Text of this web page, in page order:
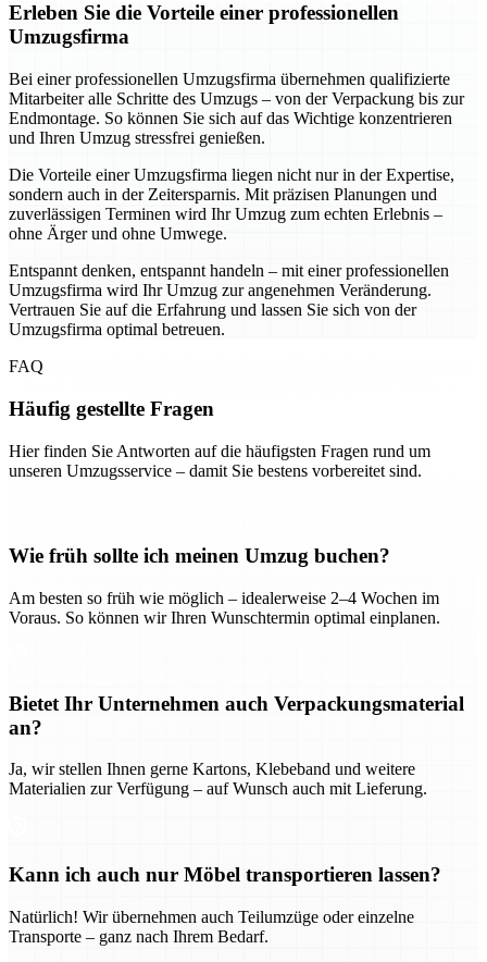
Erleben Sie die Vorteile einer professionellen
Umzugsfirma
Bei einer professionellen Umzugsfirma übernehmen qualifizierte
Mitarbeiter alle Schritte des Umzugs – von der Verpackung bis zur
Endmontage. So können Sie sich auf das Wichtige konzentrieren
und Ihren Umzug stressfrei genießen.
Die Vorteile einer Umzugsfirma liegen nicht nur in der Expertise,
sondern auch in der Zeitersparnis. Mit präzisen Planungen und
zuverlässigen Terminen wird Ihr Umzug zum echten Erlebnis –
ohne Ärger und ohne Umwege.
Entspannt denken, entspannt handeln – mit einer professionellen
Umzugsfirma wird Ihr Umzug zur angenehmen Veränderung.
Vertrauen Sie auf die Erfahrung und lassen Sie sich von der
Umzugsfirma optimal betreuen.
FAQ
Häufig gestellte Fragen
Hier finden Sie Antworten auf die häufigsten Fragen rund um
unseren Umzugsservice – damit Sie bestens vorbereitet sind.
Wie früh sollte ich meinen Umzug buchen?
Am besten so früh wie möglich – idealerweise 2–4 Wochen im
Voraus. So können wir Ihren Wunschtermin optimal einplanen.
Bietet Ihr Unternehmen auch Verpackungsmaterial
an?
Ja, wir stellen Ihnen gerne Kartons, Klebeband und weitere
Materialien zur Verfügung – auf Wunsch auch mit Lieferung.
Kann ich auch nur Möbel transportieren lassen?
Natürlich! Wir übernehmen auch Teilumzüge oder einzelne
Transporte – ganz nach Ihrem Bedarf.